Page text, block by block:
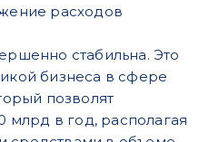
расходов
стабильна. Это
бизнеса в сфере
позволят
млрд в год, располагая